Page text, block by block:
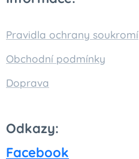
Pravidla ochrany soukromí
Obchodní podmínky
Doprava
Odkazy:
Facebook